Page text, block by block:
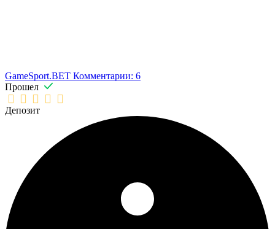
GameSport.BET Комментарии: 6
Прошел
Депозит